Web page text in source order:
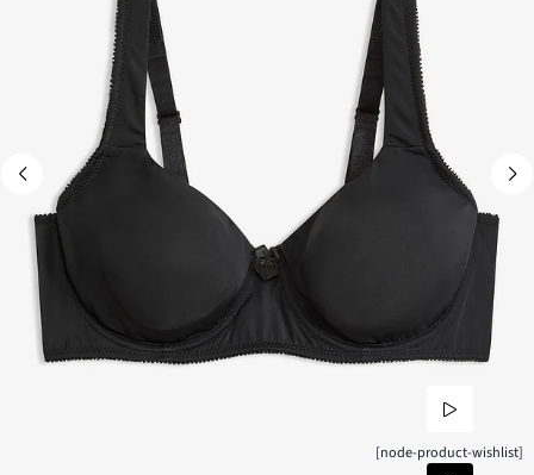
[node-product-wishlist]